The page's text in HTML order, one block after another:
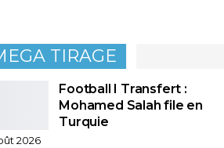
TIRAGE
Football I Transfert :
Mohamed Salah file en
Turquie
2026